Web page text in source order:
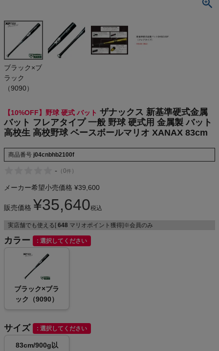
レアタイプ
一般 野球 硬
式用 金属製
バット 高校生
高校野球 ベ
ースボールマ
リオ XANAX
83cm
(税込)
On
THE NORTH FACE
NIKE
CHUMS
HOKA
もっと見る
メンズカジュアルウェア
レディースカジュアルウェア
メンズスポーツウェア
スポーツシューズ
ブラック×ブ
ラック
（9090）
【10%OFF】野球 硬式 バット ザナックス 新基準硬式金属
バット フレアタイプ 一般 野球 硬式用 金属製 バット
高校生 高校野球 ベースボールマリオ XANAX 83cm
商品番号 j04cnbhb2100f
- （0件 ）
メーカー希望小売価格 ¥39,600
販売価格 ¥35,640税込
実店舗でも使える[ 648 マリオポイント獲得]※会員のみ
カラー 選択してください
ブラック×ブラ
ック（9090）
サイズ 選択してください
83cm/900g以